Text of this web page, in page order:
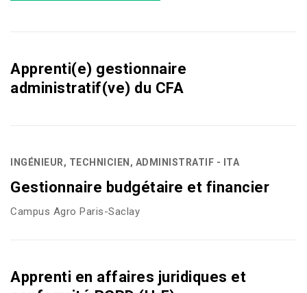
Apprenti(e) gestionnaire
administratif(ve) du CFA
INGÉNIEUR, TECHNICIEN, ADMINISTRATIF - ITA
Gestionnaire budgétaire et financier
Campus Agro Paris-Saclay
Apprenti en affaires juridiques et